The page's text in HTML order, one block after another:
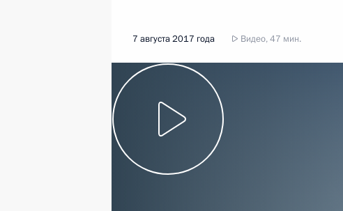
7 августа 2017 года Видео, 47 мин.